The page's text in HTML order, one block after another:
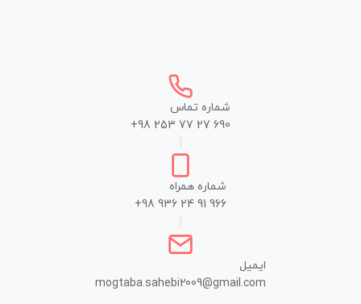
شماره تماس
+98 253 77 27 690
شماره همراه
+98 936 24 91 966
ایمیل
mogtaba.sahebi2009@gmail.com